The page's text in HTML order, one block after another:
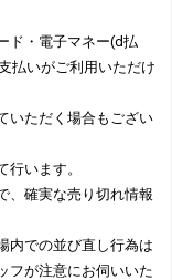
ド・電子マネー(d払
払いがご利用いただけ
いただく場合もござい
行います。
、確実な売り切れ情報
内での並び直し行為は
フが注意にお伺いいた